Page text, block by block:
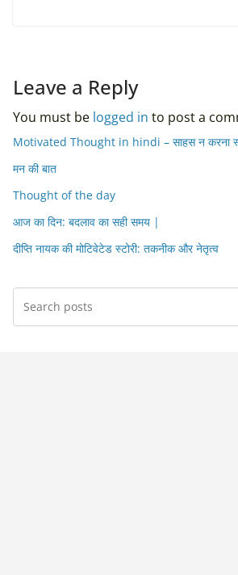
Leave a Reply
You must be logged in to post a
Motivated Thought in hindi – साहस न करना
मन की बात
Thought of the day
आज का दिन: बदलाव का सही समय |
दीप्ति नायक की मोटिवेटेड स्टोरी: तकनीक और नेतृत्व